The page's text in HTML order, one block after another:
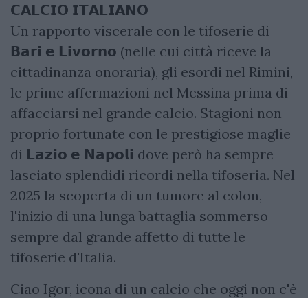
𝗖𝗔𝗟𝗖𝗜𝗢 𝗜𝗧𝗔𝗟𝗜𝗔𝗡𝗢
Un rapporto viscerale con le tifoserie di
𝗕𝗮𝗿𝗶 𝗲 𝗟𝗶𝘃𝗼𝗿𝗻𝗼 (nelle cui città riceve la
cittadinanza onoraria), gli esordi nel Rimini,
le prime affermazioni nel Messina prima di
affacciarsi nel grande calcio. Stagioni non
proprio fortunate con le prestigiose maglie
di 𝗟𝗮𝘇𝗶𝗼 𝗲 𝗡𝗮𝗽𝗼𝗹𝗶 dove però ha sempre
lasciato splendidi ricordi nella tifoseria. Nel
2025 la scoperta di un tumore al colon,
l'inizio di una lunga battaglia sommerso
sempre dal grande affetto di tutte le
tifoserie d'Italia.
Ciao Igor, icona di un calcio che oggi non c'è